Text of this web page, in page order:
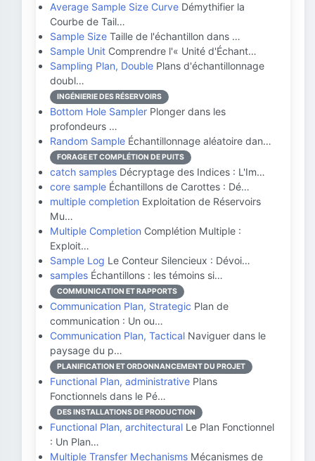
Average Sample Size Curve Démythifier la
Courbe de Tail…
Sample Size Taille de l'échantillon dans …
Sample Unit Comprendre l'« Unité d'Échant…
Sampling Plan, Double Plans d'échantillonnage
doubl…
INGÉNIERIE DES RÉSERVOIRS
Bottom Hole Sampler Plonger dans les
profondeurs …
Random Sample Échantillonnage aléatoire dan…
FORAGE ET COMPLÉTION DE PUITS
catch samples Décryptage des Indices : L'Im…
core sample Échantillons de Carottes : Dé…
multiple completion Exploitation de Réservoirs
Mu…
Multiple Completion Complétion Multiple :
Exploit…
Sample Log Le Conteur Silencieux : Dévoi…
samples Échantillons : les témoins si…
COMMUNICATION ET RAPPORTS
Communication Plan, Strategic Plan de
communication : Un ou…
Communication Plan, Tactical Naviguer dans le
paysage du p…
PLANIFICATION ET ORDONNANCEMENT DU PROJET
Functional Plan, administrative Plans
Fonctionnels dans le Pé…
DES INSTALLATIONS DE PRODUCTION
Functional Plan, architectural Le Plan Fonctionnel
: Un Plan…
Multiple Transfer Mechanisms Mécanismes de